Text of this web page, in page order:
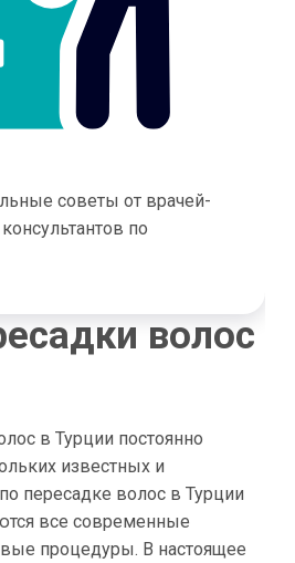
советы от врачей-
по
волос
в Турции постоянно
известных и
пересадке волос в Турции
все современные
процедуры. В настоящее